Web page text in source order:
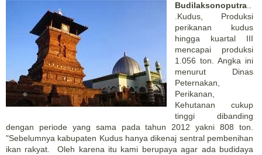
Budilaksonoputra
.Kudus, Produksi
perikanan kudus
hingga kuartal III
mencapai produksi
1.056 ton. Angka ini
menurut Dinas
Peternakan,
Perikanan,
Kehutanan cukup
tinggi dibanding
dengan periode yang sama pada tahun 2012 yakni 808 ton.
"Sebelumnya kabupaten Kudus hanya dikenaj sentral pembenihan
ikan rakyat. Oleh karena itu kami berupaya agar ada budidaya